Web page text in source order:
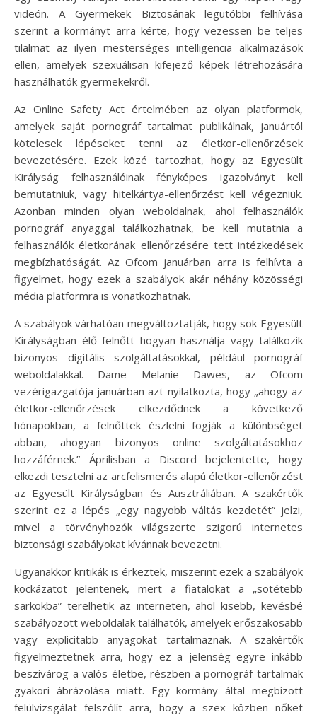
videón. A Gyermekek Biztosának legutóbbi felhívása
szerint a kormányt arra kérte, hogy vezessen be teljes
tilalmat az ilyen mesterséges intelligencia alkalmazások
ellen, amelyek szexuálisan kifejező képek létrehozására
használhatók gyermekekről.
Az Online Safety Act értelmében az olyan platformok,
amelyek saját pornográf tartalmat publikálnak, januártól
kötelesek lépéseket tenni az életkor-ellenőrzések
bevezetésére. Ezek közé tartozhat, hogy az Egyesült
Királyság felhasználóinak fényképes igazolványt kell
bemutatniuk, vagy hitelkártya-ellenőrzést kell végezniük.
Azonban minden olyan weboldalnak, ahol felhasználók
pornográf anyaggal találkozhatnak, be kell mutatnia a
felhasználók életkorának ellenőrzésére tett intézkedések
megbízhatóságát. Az Ofcom januárban arra is felhívta a
figyelmet, hogy ezek a szabályok akár néhány közösségi
média platformra is vonatkozhatnak.
A szabályok várhatóan megváltoztatják, hogy sok Egyesült
Királyságban élő felnőtt hogyan használja vagy találkozik
bizonyos digitális szolgáltatásokkal, például pornográf
weboldalakkal. Dame Melanie Dawes, az Ofcom
vezérigazgatója januárban azt nyilatkozta, hogy „ahogy az
életkor-ellenőrzések elkezdődnek a következő
hónapokban, a felnőttek észlelni fogják a különbséget
abban, ahogyan bizonyos online szolgáltatásokhoz
hozzáférnek.” Áprilisban a Discord bejelentette, hogy
elkezdi tesztelni az arcfelismerés alapú életkor-ellenőrzést
az Egyesült Királyságban és Ausztráliában. A szakértők
szerint ez a lépés „egy nagyobb váltás kezdetét” jelzi,
mivel a törvényhozók világszerte szigorú internetes
biztonsági szabályokat kívánnak bevezetni.
Ugyanakkor kritikák is érkeztek, miszerint ezek a szabályok
kockázatot jelentenek, mert a fiatalokat a „sötétebb
sarkokba” terelhetik az interneten, ahol kisebb, kevésbé
szabályozott weboldalak találhatók, amelyek erőszakosabb
vagy explicitabb anyagokat tartalmaznak. A szakértők
figyelmeztetnek arra, hogy ez a jelenség egyre inkább
beszivárog a valós életbe, részben a pornográf tartalmak
gyakori ábrázolása miatt. Egy kormány által megbízott
felülvizsgálat felszólít arra, hogy a szex közben nőket